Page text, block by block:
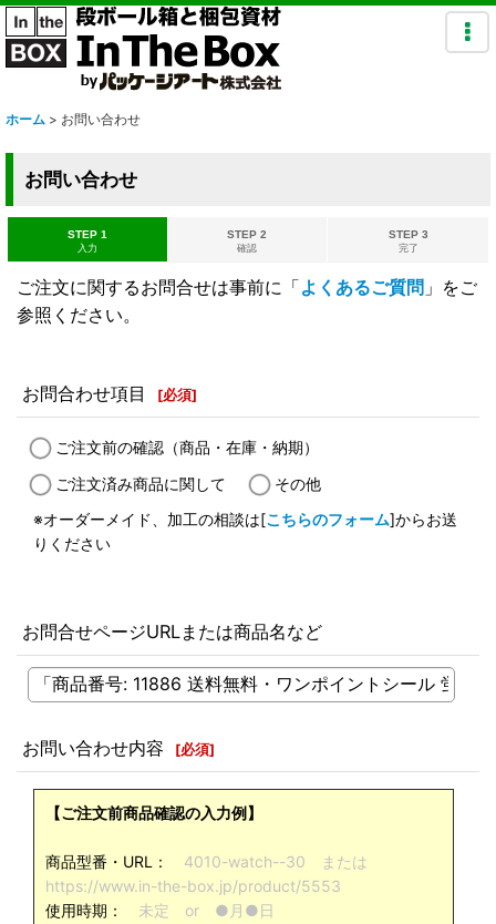
ホーム > お問い合わせ
お問い合わせ
STEP 1
入力
STEP 2
確認
STEP 3
完了
ご注文に関するお問合せは事前に「よくあるご質問 」をご
参照ください。
お問合わせ項目 [必須]
ご注文前の確認（商品・在庫・納期）
ご注文済み商品に関して
その他
※オーダーメイド、加工の相談は[こちらのフォーム]からお送
りください
お問合せページURLまたは商品名など
お問い合わせ内容 [必須]
【ご注文前商品確認の入力例】
商品型番・URL： 4010-watch--30 または
https://www.in-the-box.jp/product/5553
使用時期： 未定 or ●月●日